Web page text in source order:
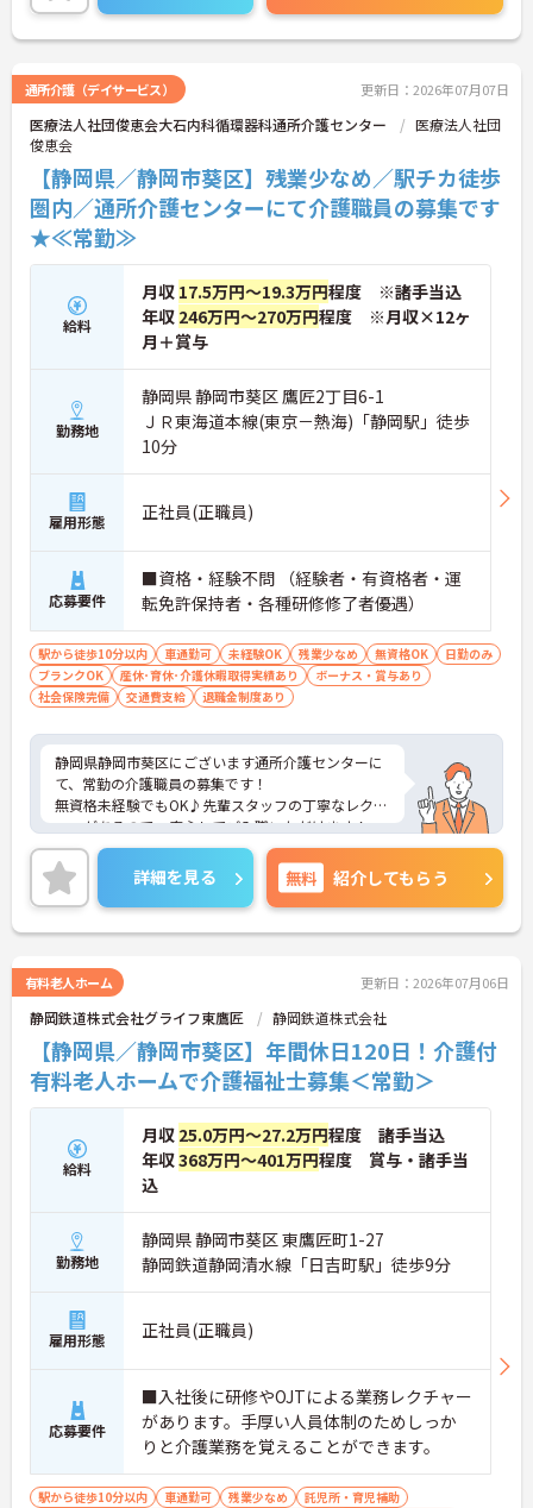
い。
通所介護（デイサービス） 更新日：2026年07月07日
医療法人社団俊恵会大石内科循環器科通所介護センター
医療法人社団
俊恵会
【静岡県／静岡市葵区】残業少なめ／駅チカ徒歩
圏内／通所介護センターにて介護職員の募集です
★≪常勤≫
給料
月収 17.5万円～19.3万円程度 ※諸手当込
年収 246万円～270万円程度 ※月収×12ヶ
月＋賞与
勤務地
静岡県 静岡市葵区 鷹匠2丁目6-1
ＪＲ東海道本線(東京－熱海)「静岡駅」徒歩
10分
雇用形態 正社員(正職員)
応募要件
■資格・経験不問 （経験者・有資格者・運
転免許保持者・各種研修修了者優遇）
駅から徒歩10分以内 車通勤可 未経験OK 残業少なめ 無資格OK
日勤のみ
ブランクOK
産休･育休･介護休暇取得実績あり
ボーナス・賞与あり
社会保険完備
交通費支給 退職金制度あり
静岡県静岡市葵区にございます通所介護センターに
て、常勤の介護職員の募集です！
無資格未経験でもOK♪先輩スタッフの丁寧なレクチ
ャーがあるので、安心してご入職いただけます！
各線最寄駅からも近く、通勤に便利なところもおす
すめポイントです♪
ご興味ある方には、面接対策ポイントなど、さらに
詳細をお話しいたしますのでお気軽にご相談くださ
い！
詳細を見る 無料 紹介してもらう
有料老人ホーム 更新日：2026年07月06日
静岡鉄道株式会社グライフ東鷹匠 静岡鉄道株式会社
【静岡県／静岡市葵区】年間休日120日！介護付
有料老人ホームで介護福祉士募集＜常勤＞
給料
月収 25.0万円～27.2万円程度 諸手当込
年収368万円～401万円程度 賞与・諸手当
込
勤務地
静岡県 静岡市葵区 東鷹匠町1-27
静岡鉄道静岡清水線「日吉町駅」徒歩9分
雇用形態 正社員(正職員)
応募要件
■入社後に研修やOJTによる業務レクチャー
があります。手厚い人員体制のためしっか
りと介護業務を覚えることができます。
駅から徒歩10分以内 車通勤可 残業少なめ
託児所・育児補助